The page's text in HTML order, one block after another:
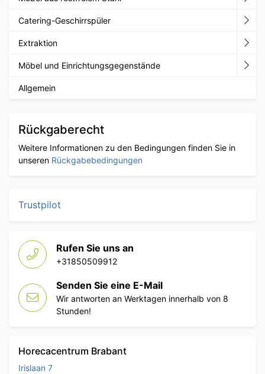
Catering-Geschirrspüler
Extraktion
Möbel und Einrichtungsgegenstände
Allgemein
Rückgaberecht
Weitere Informationen zu den Bedingungen finden Sie in
unseren Rückgabebedingungen
Trustpilot
Rufen Sie uns an
+31850509912
Senden Sie eine E-Mail
Wir antworten an Werktagen innerhalb von 8
Stunden!
Horecacentrum Brabant
Irislaan 7